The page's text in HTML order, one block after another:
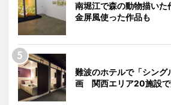
南堀江で森の動物描い
金屏風使った作品も
難波のホテルで「シング
画 関西エリア20施設で